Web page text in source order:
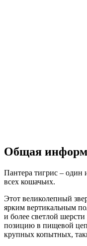
Общая
Пантера тигрис –
всех кошачьих.
Этот великолепный
ярким вертикальным
и более светлой
позицию в пищевой
крупных копытных,